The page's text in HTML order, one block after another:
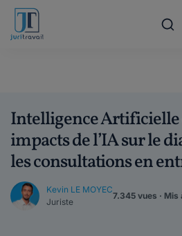
Intelligence Artificielle
impacts de l’IA sur le
les consultations en
Kevin LE MOYEC
Juriste
7.345 vues · Mis